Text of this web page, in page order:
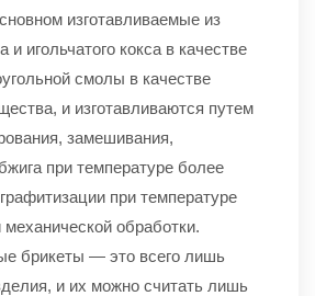
изготавливаемые из
и игольчатого кокса в качестве
смолы в качестве
и изготавливаются путем
замешивания,
при температуре более
при температуре
обработки.
брикеты — это всего лишь
и их можно считать лишь